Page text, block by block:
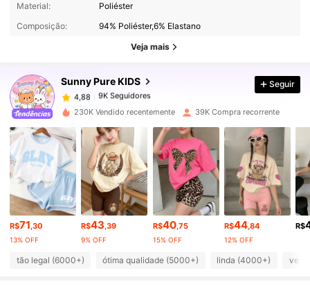
Material:
Poliéster
Composição:
94% Poliéster,6% Elastano
Veja mais
Sunny Pure KIDS
9K Seguidores
4,88
9K Seguidores
a***j pago1 dia atrás
4,88 9K Seguidores
4,88 9K Seguidores
4,88 9K Seguidores
4,88 9K Seguidores
Seguir
230K Vendido recentemente 39K Compra recorrente
R$71 ,30
13% OFF
R$43 ,39
9% OFF
R$40,75
15% OFF
R$44,84
12% OFF
R$
tão legal (6000+) ótima qualidade (5000+) linda (4000+)